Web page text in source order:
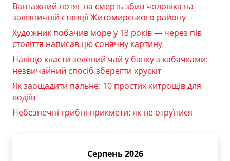
Вантажний потяг на смерть збив чоловіка на
залізничній станції Житомирського району
Художник побачив море у 13 років — через пів
століття написав цю сонячну картину
Навіщо класти зелений чай у банку з кабачками:
незвичайний спосіб зберегти хрускіт
Як заощадити пальне: 10 простих хитрощів для
водіїв
Небезпечні грибні прикмети: як не отруїтися
Серпень 2026